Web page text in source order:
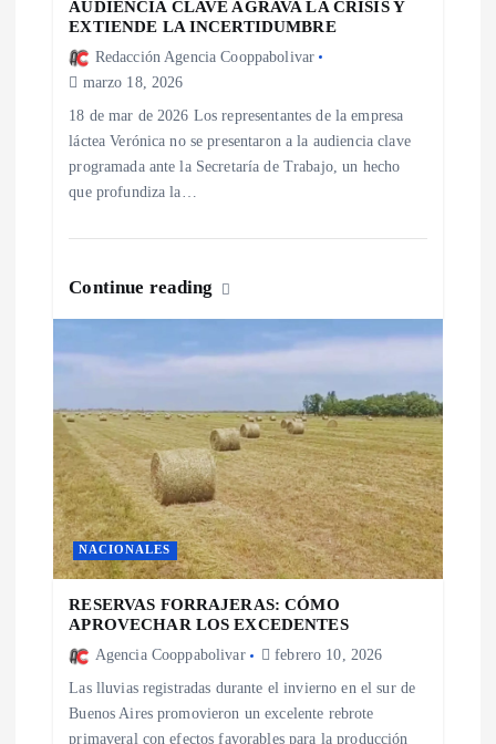
s
AUDIENCIA CLAVE AGRAVA LA CRISIS Y
EXTIENDE LA INCERTIDUMBRE
Redacción Agencia Cooppabolivar
marzo 18, 2026
18 de mar de 2026 Los representantes de la empresa
láctea Verónica no se presentaron a la audiencia clave
programada ante la Secretaría de Trabajo, un hecho
que profundiza la…
Continue reading
NACIONALES
RESERVAS FORRAJERAS: CÓMO
APROVECHAR LOS EXCEDENTES
Agencia Cooppabolivar febrero 10, 2026
Las lluvias registradas durante el invierno en el sur de
Buenos Aires promovieron un excelente rebrote
primaveral con efectos favorables para la producción